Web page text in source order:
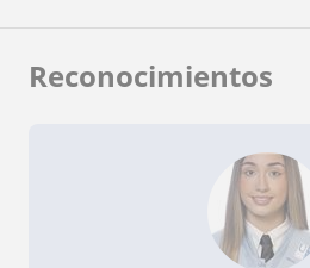
Reconocimientos